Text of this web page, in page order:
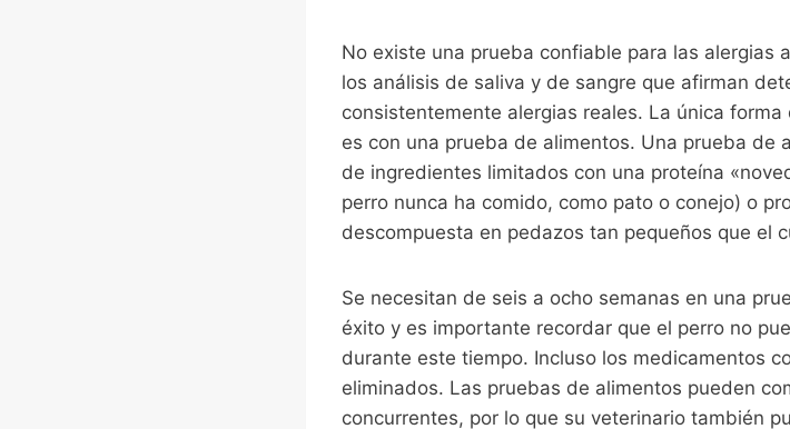
No existe una prueba confiable para las alergias
los análisis de saliva y de sangre que afirman
consistentemente alergias reales. La única
es con una prueba de alimentos. Una prueba de
de ingredientes limitados con una proteína
perro nunca ha comido, como pato o conejo) o
descompuesta en pedazos tan pequeños que el
Se necesitan de seis a ocho semanas en una
éxito y es importante recordar que el perro no
durante este tiempo. Incluso los medicamentos
eliminados. Las pruebas de alimentos pueden
concurrentes, por lo que su veterinario también